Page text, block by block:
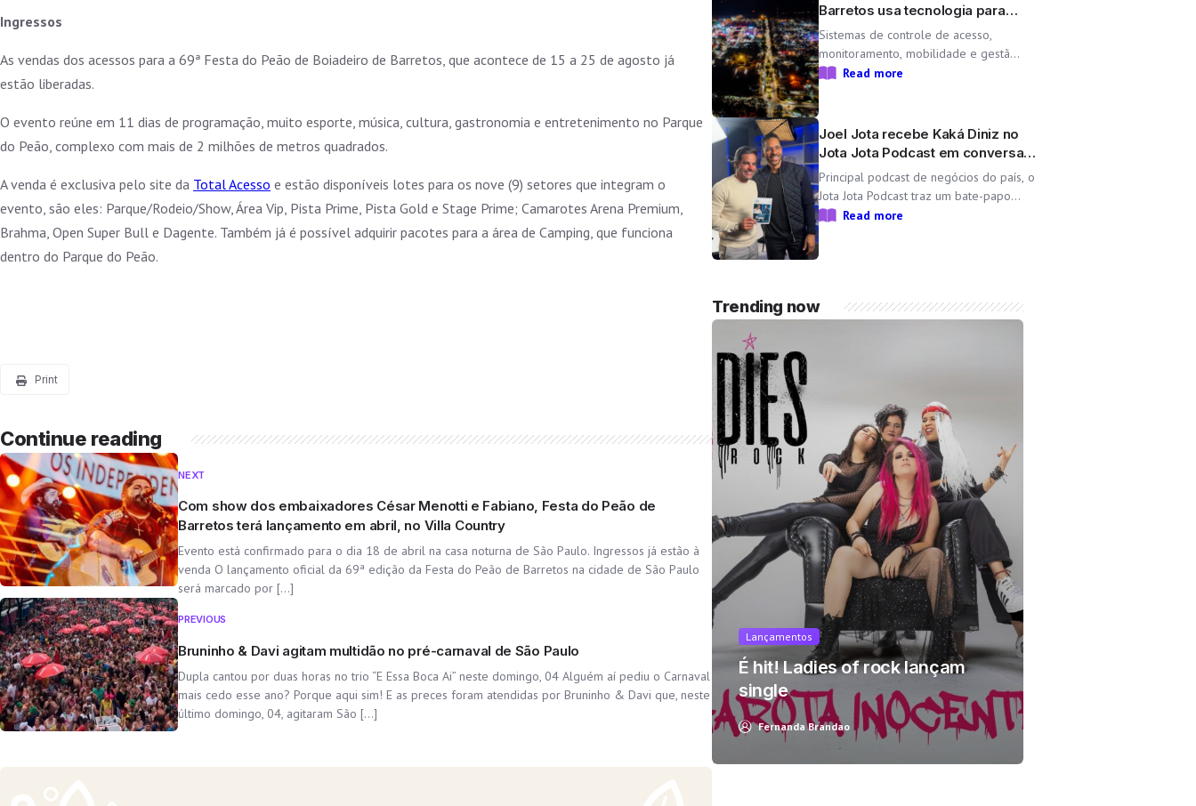
Ingressos
As vendas dos acessos para a 69ª Festa do Peão de Boiadeiro de Barretos, que acontece de 15 a 25 de agosto já
estão liberadas.
O evento reúne em 11 dias de programação, muito esporte, música, cultura, gastronomia e entretenimento no Parque
do Peão, complexo com mais de 2 milhões de metros quadrados.
A venda é exclusiva pelo site da Total Acesso e estão disponíveis lotes para os nove (9) setores que integram o
evento, são eles: Parque/Rodeio/Show, Área Vip, Pista Prime, Pista Gold e Stage Prime; Camarotes Arena Premium,
Brahma, Open Super Bull e Dagente. Também já é possível adquirir pacotes para a área de Camping, que funciona
dentro do Parque do Peão.
Print
Continue reading
NEXT
Com show dos embaixadores César Menotti e Fabiano, Festa do Peão de
Barretos terá lançamento em abril, no Villa Country
Evento está confirmado para o dia 18 de abril na casa noturna de São Paulo. Ingressos já estão à
venda O lançamento oficial da 69ª edição da Festa do Peão de Barretos na cidade de São Paulo
será marcado por […]
PREVIOUS
Bruninho & Davi agitam multidão no pré-carnaval de São Paulo
Dupla cantou por duas horas no trio “E Essa Boca Ai” neste domingo, 04 Alguém aí pediu o Carnaval
mais cedo esse ano? Porque aqui sim! E as preces foram atendidas por Bruninho & Davi que, neste
último domingo, 04, agitaram São […]
Barretos usa tecnologia para
operar uma cidade temporária
Sistemas de controle de acesso,
monitoramento, mobilidade e gestão
operacional ajudam a transformar o
edição da Festa do Peão de Barretos
Durante 11 dias, o Parque do Peão
Read more
Joel Jota recebe Kaká Diniz no
Jota Jota Podcast em conversa
sobre negócios e família
Principal podcast de negócios do país, o
Jota Jota Podcast traz um bate-papo
exclusivo com o empresário e CEO da Non
completo: https://www.youtube.com/watch?
Read more
Trending now
Lançamentos
É hit! Ladies of rock lançam
single
Fernanda Brandao
It looks like you're using an ad-blocker!
No Thanks